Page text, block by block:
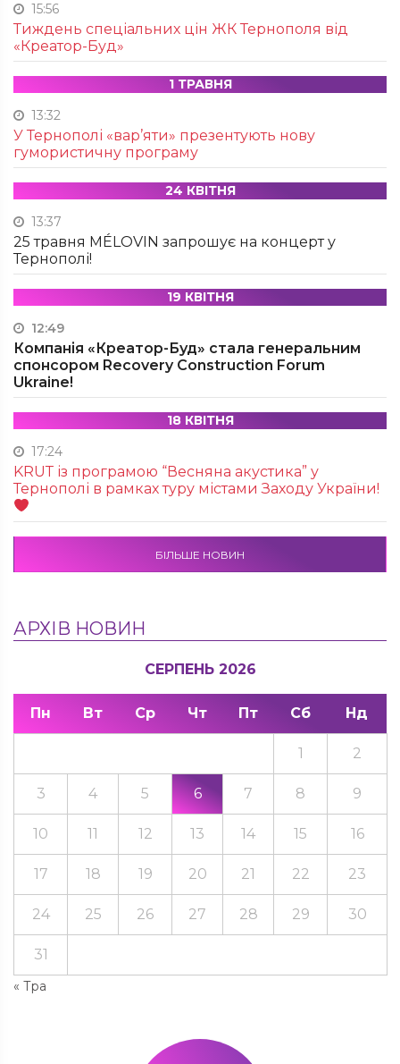
15:56
Тиждень спеціальних цін ЖК Тернополя від
«Креатор-Буд»
1 ТРАВНЯ
13:32
У Тернополі «вар’яти» презентують нову
гумористичну програму
24 КВІТНЯ
13:37
25 травня MÉLOVIN запрошує на концерт у
Тернополі!
19 КВІТНЯ
12:49
Компанія «Креатор-Буд» стала генеральним
спонсором Recovery Construction Forum
Ukraine!
18 КВІТНЯ
17:24
KRUТ із програмою “Весняна акустика” у
Тернополі в рамках туру містами Заходу України!
БІЛЬШЕ НОВИН
АРХІВ НОВИН
СЕРПЕНЬ 2026
Пн Вт Ср Чт Пт Сб Нд
« Тра
1 2
3 4 5 6 7 8 9
10 11 12 13 14 15 16
17 18 19 20 21 22 23
24 25 26 27 28 29 30
31